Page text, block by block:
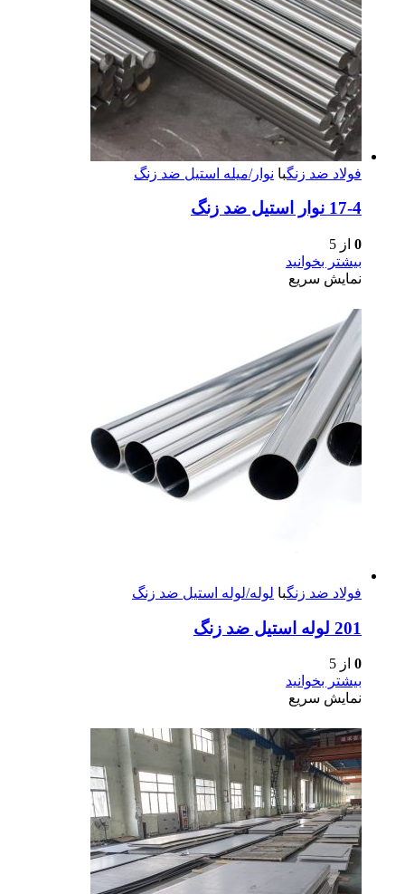
فولاد ضد زنگبا نوار/میله استیل ضد زنگ
17-4 نوار استیل ضد زنگ
0 از 5
بیشتر بخوانید
نمایش سریع
فولاد ضد زنگبا لوله/لوله استیل ضد زنگ
201 لوله استیل ضد زنگ
0 از 5
بیشتر بخوانید
نمایش سریع